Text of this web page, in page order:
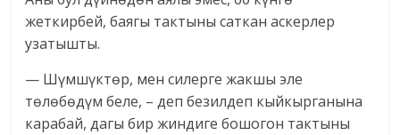
жеткирбей, баягы тактыны саткан аскерлер
узатышты.
— Шүмшүктөр, мен силерге жакшы эле
төлөбөдүм беле, – деп безилдеп кыйкырганына
карабай, дагы бир жиндиге бошогон тактыны